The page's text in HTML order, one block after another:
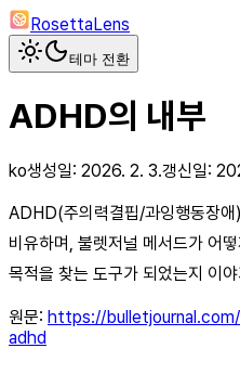
RosettaLens
테마 전환
ADHD의 내부
ko생성일: 2026. 2. 3.갱신일:
ADHD(주의력결핍/과잉행동장애)
비유하며, 불렛저널 메서드가 어
목적을 찾는 도구가 되었는지 이
원문: https://
adhd